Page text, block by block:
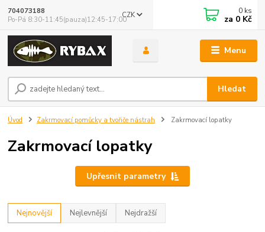
Menu
CZK
Hledat
704073188
Po-Pá 8:30-11:45(pauza)12:45-17:00
0 ks
za 0 Kč
Úvod Zakrmovací pomůcky a tvořiče nástrah Zakrmovací lopatky
Zakrmovací lopatky
Upřesnit parametry
Nejnovější Nejlevnější Nejdražší